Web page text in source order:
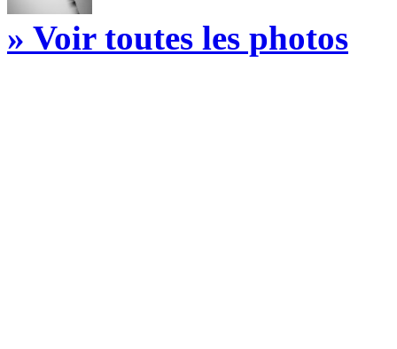
» Voir toutes les photos